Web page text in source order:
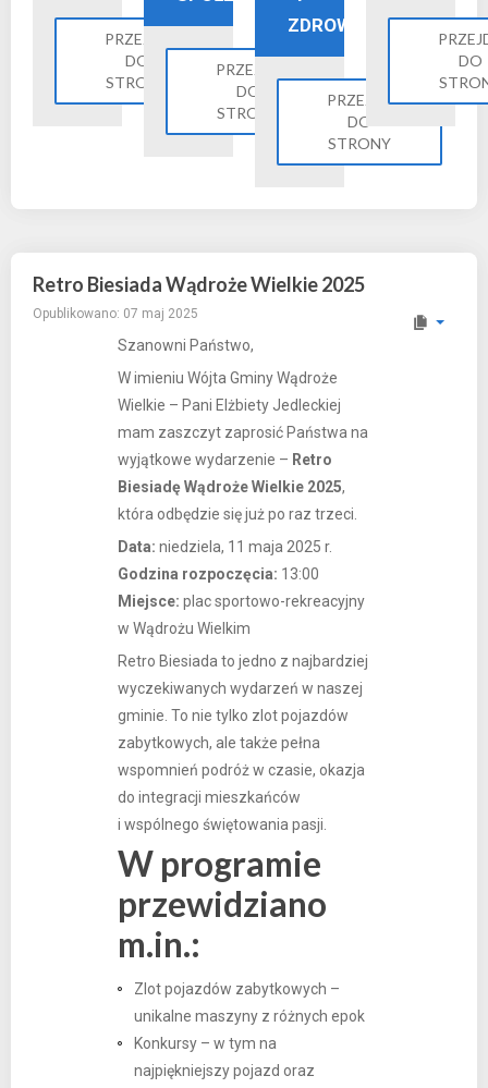
PRZEJDŹ
DO
STRONY
PRZEJDŹ
DO
STRONY
ZDROWIE
PRZEJDŹ
DO
STRONY
DO
Retro Biesiada Wądroże Wielkie 2025
Opublikowano: 07 maj 2025
Szanowni Państwo,
W imieniu Wójta Gminy Wądroże
Wielkie – Pani Elżbiety Jedleckiej
mam zaszczyt zaprosić Państwa na
wyjątkowe wydarzenie – Retro
Biesiadę Wądroże Wielkie 2025,
która odbędzie się już po raz trzeci.
Data: niedziela, 11 maja 2025 r.
Godzina rozpoczęcia: 13:00
Miejsce: plac sportowo-rekreacyjny
w Wądrożu Wielkim
Retro Biesiada to jedno z najbardziej
wyczekiwanych wydarzeń w naszej
gminie. To nie tylko zlot pojazdów
zabytkowych, ale także pełna
wspomnień podróż w czasie, okazja
do integracji mieszkańców
i wspólnego świętowania pasji.
W programie
przewidziano
m.in.:
Zlot pojazdów zabytkowych –
unikalne maszyny z różnych epok
Konkursy – w tym na
najpiękniejszy pojazd oraz